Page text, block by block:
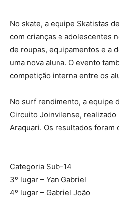
No skate, a equipe Skatistas
com crianças e adolescentes
de roupas, equipamentos e a
uma nova aluna. O evento
competição interna entre os
No surf rendimento, a equipe
Circuito Joinvilense, realizado
Araquari. Os resultados foram
Categoria Sub-14
3º lugar – Yan Gabriel
4º lugar – Gabriel João